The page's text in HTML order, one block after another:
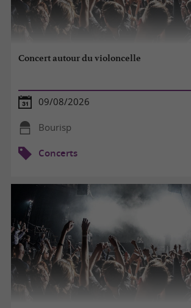
Concert autour du violoncelle
09/08/2026
Bourisp
Concerts